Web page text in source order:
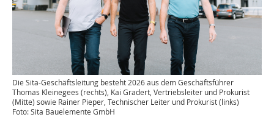
Die Sita-Geschäftsleitung besteht 2026 aus dem Geschäftsführer
Thomas Kleinegees (rechts), Kai Gradert, Vertriebsleiter und Prokurist
(Mitte) sowie Rainer Pieper, Technischer Leiter und Prokurist (links)
Foto: Sita Bauelemente GmbH